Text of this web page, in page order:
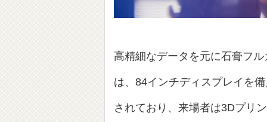
高精細なデータを元に石膏フ
は、84インチディスプレイを
されており、来場者は3Dプリ